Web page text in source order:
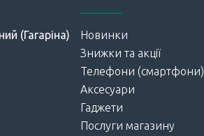
(Гагаріна)
Новинки
Знижки та акції
Телефони (смартфони)
Аксесуари
Гаджети
Послуги магазину